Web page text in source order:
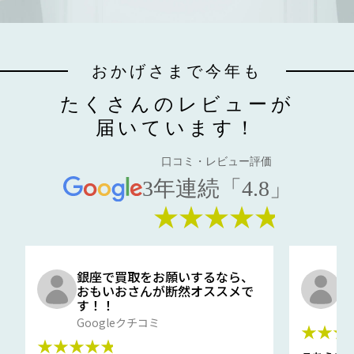
おかげさまで今年も
たくさんのレビューが
届いています！
口コミ・レビュー評価
3年連続「4.8」
★★★★★
銀座で買取をお願いするなら、
おもいおさんが断然オススメで
す！！
Googleクチコミ
★★★★★